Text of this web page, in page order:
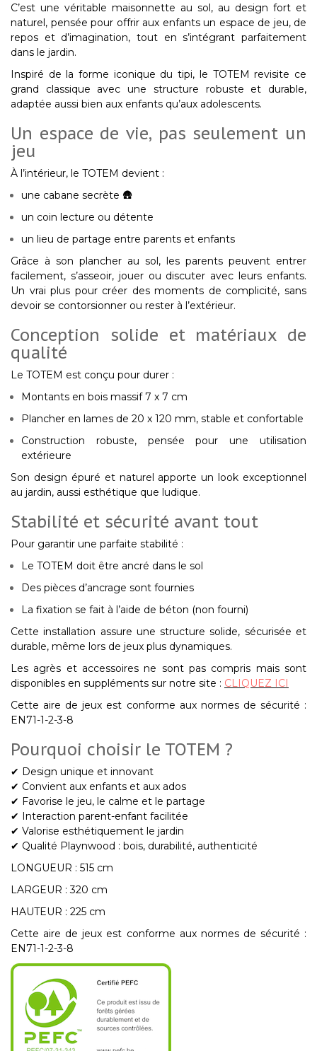
C’est une véritable maisonnette au sol, au design fort et
naturel, pensée pour offrir aux enfants un espace de jeu, de
repos et d’imagination, tout en s’intégrant parfaitement
dans le jardin.
Inspiré de la forme iconique du tipi, le TOTEM revisite ce
grand classique avec une structure robuste et durable,
adaptée aussi bien aux enfants qu’aux adolescents.
Un espace de vie, pas seulement un
jeu
À l’intérieur, le TOTEM devient :
une cabane secrète 🛖
un coin lecture ou détente
un lieu de partage entre parents et enfants
Grâce à son plancher au sol, les parents peuvent entrer
facilement, s’asseoir, jouer ou discuter avec leurs enfants.
Un vrai plus pour créer des moments de complicité, sans
devoir se contorsionner ou rester à l’extérieur.
Conception solide et matériaux de
qualité
Le TOTEM est conçu pour durer :
Montants en bois massif 7 x 7 cm
Plancher en lames de 20 x 120 mm, stable et confortable
Construction robuste, pensée pour une utilisation
extérieure
Son design épuré et naturel apporte unlook exceptionnel
au jardin, aussi esthétique que ludique.
Stabilité et sécurité avant tout
Pour garantir une parfaite stabilité :
Le TOTEM doit être ancré dans le sol
Des pièces d’ancrage sont fournies
La fixation se fait à l’aide de béton (non fourni)
Cette installation assure une structuresolide, sécurisée et
durable, même lors de jeux plus dynamiques.
Les agrès et accessoires ne sont pas compris mais sont
disponibles en suppléments sur notre site : CLIQUEZ ICI
Cette aire de jeux est conforme aux normes de sécurité :
EN71-1-2-3-8
Pourquoi choisir le TOTEM ?
✔ Design unique et innovant
✔ Convient aux enfants et aux ados
✔ Favorise le jeu, le calme et le partage
✔ Interaction parent-enfant facilitée
✔ Valorise esthétiquement le jardin
✔ Qualité Playnwood : bois, durabilité, authenticité
LONGUEUR : 515 cm
LARGEUR : 320 cm
HAUTEUR : 225 cm
Cette aire de jeux est conforme aux normes de sécurité :
EN71-1-2-3-8